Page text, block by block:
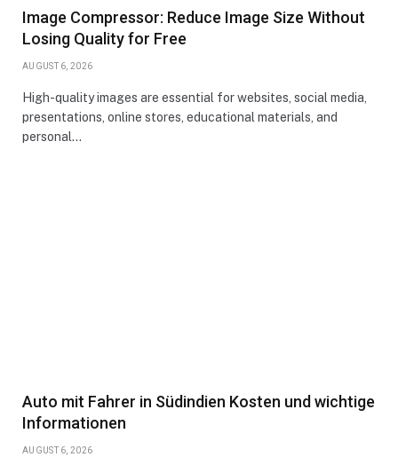
Image Compressor: Reduce Image Size Without
Losing Quality for Free
AUGUST 6, 2026
High-quality images are essential for websites, social media,
presentations, online stores, educational materials, and
personal…
Auto mit Fahrer in Südindien Kosten und wichtige
Informationen
AUGUST 6, 2026